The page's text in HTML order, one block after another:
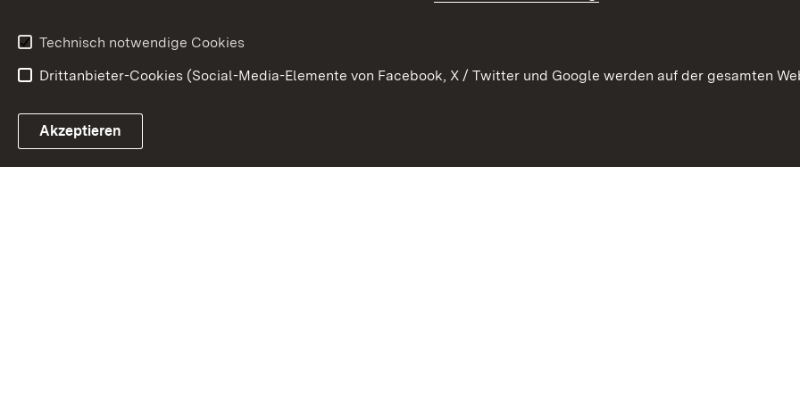
Link zum Landesportal
Technisch notwendige Cookies
Drittanbieter-Cookies (Social-Media-Elemente von Facebook, X / Twitter und Google werden auf der gesamten
Akzeptieren